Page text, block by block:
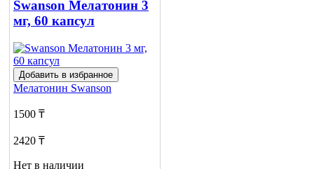
Swanson Мелатонин 3
мг, 60 капсул
Добавить в избранное
Мелатонин Swanson
1500 ₸
2420 ₸
Нет в наличии